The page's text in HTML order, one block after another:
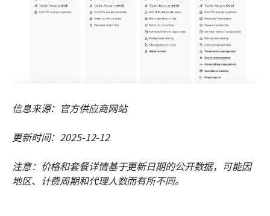
信息来源：官方供应商网站
更新时间：2025-12-12
注意：价格和套餐详情基于更新日期的公开数据，可能因
地区、计费周期和代理人数而有所不同。